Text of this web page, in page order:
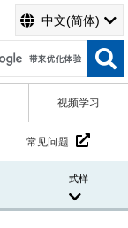
中文(简体)
视频学习
常见问题
式样